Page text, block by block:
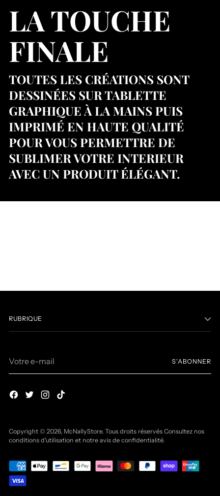
LA TOUCHE
FINALE
TOUTES LES CRÉATIONS SONT
DESSINÉES SUR TABLETTE
GRAPHIQUE À LA MAINS PUIS
IMPRIMÉ EN HAUTE QUALITÉ
POUR VOUS PERMETTRE DE
SUBLIMER VOTRE INTERIEUR
AVEC UN PRODUIT ÉLÉGANT.
RUBRIQUE
e-
S'ABONNER
Copyright © 2026, McNallyStore. Tous droits réservés Consultez nos
conditions d'utilisation et notre avis de confidentialité.